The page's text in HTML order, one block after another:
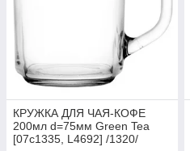
КРУЖКА ДЛЯ ЧАЯ-КОФЕ
200мл d=75мм Green Tea
[07с1335, L4692] /1320/